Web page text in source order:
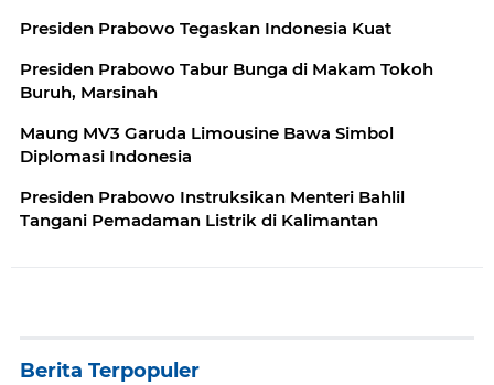
Presiden Prabowo Tegaskan Indonesia Kuat
Presiden Prabowo Tabur Bunga di Makam Tokoh
Buruh, Marsinah
Maung MV3 Garuda Limousine Bawa Simbol
Diplomasi Indonesia
Presiden Prabowo Instruksikan Menteri Bahlil
Tangani Pemadaman Listrik di Kalimantan
Berita Terpopuler